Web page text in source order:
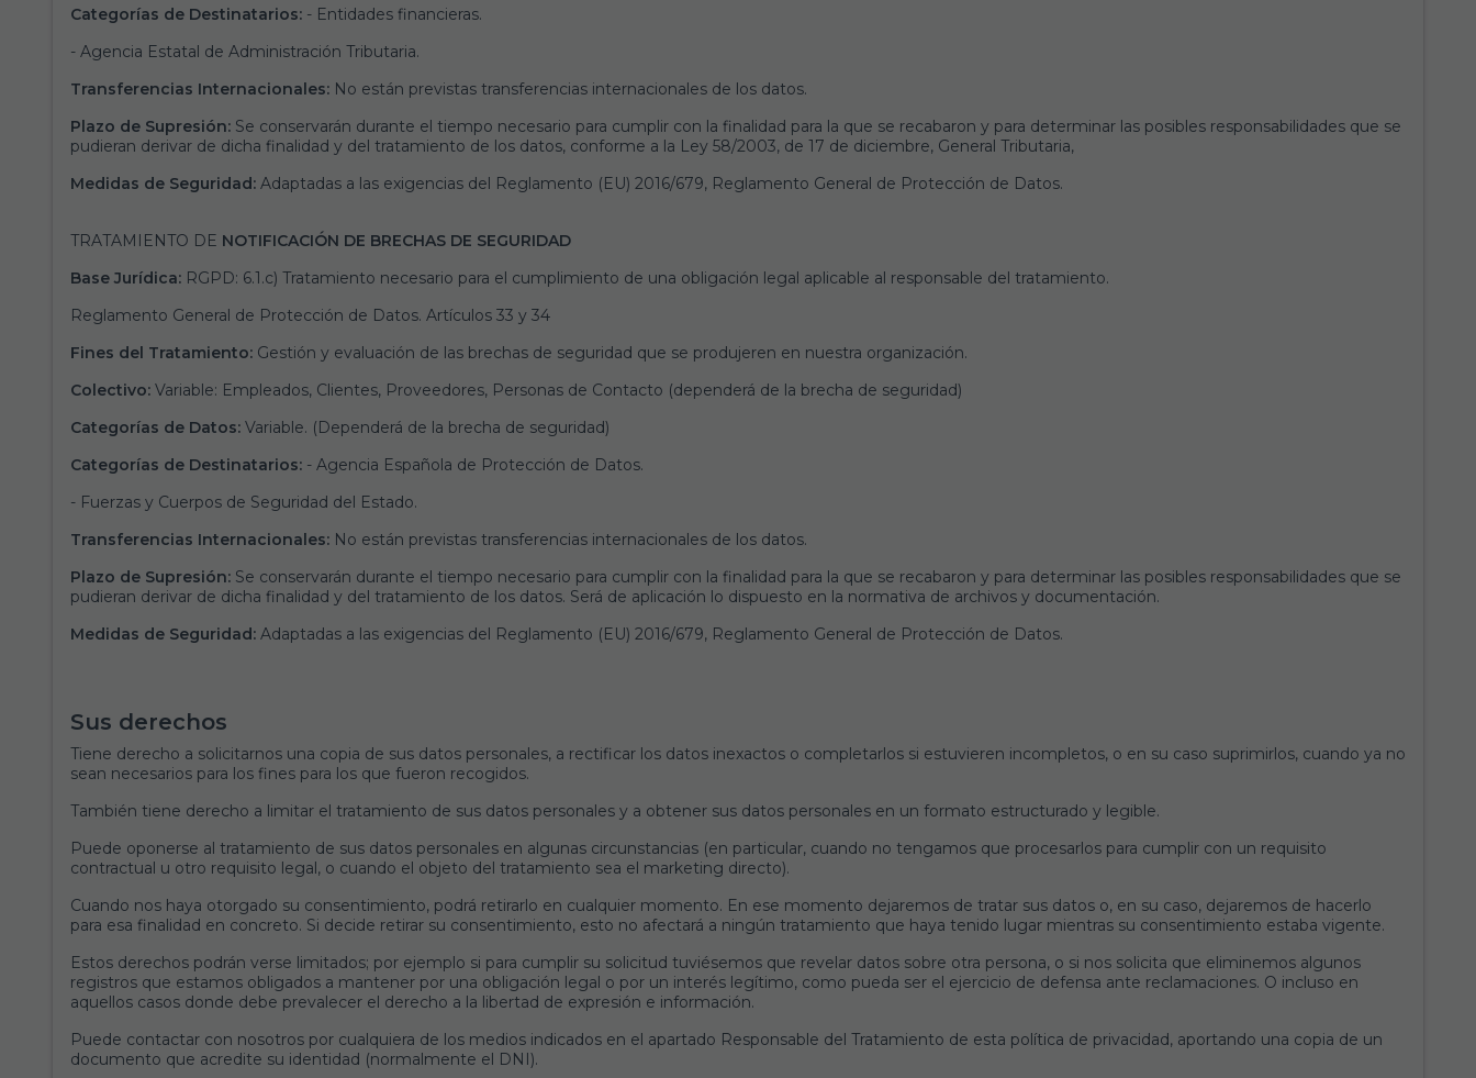
Categorías de Destinatarios: - Entidades financieras.
- Agencia Estatal de Administración Tributaria.
Transferencias Internacionales: No están previstas transferencias internacionales de los datos.
Plazo de Supresión: Se conservarán durante el tiempo necesario para cumplir con la finalidad para la que se recabaron y para determinar las posibles responsabilidades que se
pudieran derivar de dicha finalidad y del tratamiento de los datos, conforme a la Ley 58/2003, de 17 de diciembre, General Tributaria,
Medidas de Seguridad: Adaptadas a las exigencias del Reglamento (EU) 2016/679, Reglamento General de Protección de Datos.
TRATAMIENTO DE NOTIFICACIÓN DE BRECHAS DE SEGURIDAD
Base Jurídica: RGPD: 6.1.c) Tratamiento necesario para el cumplimiento de una obligación legal aplicable al responsable del tratamiento.
Reglamento General de Protección de Datos. Artículos 33 y 34
Fines del Tratamiento: Gestión y evaluación de las brechas de seguridad que se produjeren en nuestra organización.
Colectivo: Variable: Empleados, Clientes, Proveedores, Personas de Contacto (dependerá de la brecha de seguridad)
Categorías de Datos: Variable. (Dependerá de la brecha de seguridad)
Categorías de Destinatarios: - Agencia Española de Protección de Datos.
- Fuerzas y Cuerpos de Seguridad del Estado.
Transferencias Internacionales: No están previstas transferencias internacionales de los datos.
Plazo de Supresión: Se conservarán durante el tiempo necesario para cumplir con la finalidad para la que se recabaron y para determinar las posibles responsabilidades que se
pudieran derivar de dicha finalidad y del tratamiento de los datos. Será de aplicación lo dispuesto en la normativa de archivos y documentación.
Medidas de Seguridad: Adaptadas a las exigencias del Reglamento (EU) 2016/679, Reglamento General de Protección de Datos.
Sus derechos
Tiene derecho a solicitarnos una copia de sus datos personales, a rectificar los datos inexactos o completarlos si estuvieren incompletos, o en su caso suprimirlos, cuando ya no
sean necesarios para los fines para los que fueron recogidos.
También tiene derecho a limitar el tratamiento de sus datos personales y a obtener sus datos personales en un formato estructurado y legible.
Puede oponerse al tratamiento de sus datos personales en algunas circunstancias (en particular, cuando no tengamos que procesarlos para cumplir con un requisito
contractual u otro requisito legal, o cuando el objeto del tratamiento sea el marketing directo).
Cuando nos haya otorgado su consentimiento, podrá retirarlo en cualquier momento. En ese momento dejaremos de tratar sus datos o, en su caso, dejaremos de hacerlo
para esa finalidad en concreto. Si decide retirar su consentimiento, esto no afectará a ningún tratamiento que haya tenido lugar mientras su consentimiento estaba vigente.
Estos derechos podrán verse limitados; por ejemplo si para cumplir su solicitud tuviésemos que revelar datos sobre otra persona, o si nos solicita que eliminemos algunos
registros que estamos obligados a mantener por una obligación legal o por un interés legítimo, como pueda ser el ejercicio de defensa ante reclamaciones. O incluso en
aquellos casos donde debe prevalecer el derecho a la libertad de expresión e información.
Puede contactar con nosotros por cualquiera de los medios indicados en el apartado Responsable del Tratamiento de esta política de privacidad, aportando una copia de un
documento que acredite su identidad (normalmente el DNI).